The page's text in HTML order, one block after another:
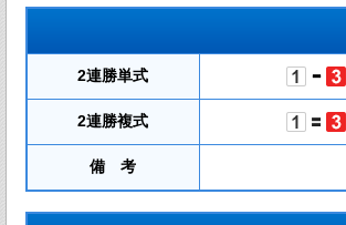
2連勝単式
2連勝複式
備 考